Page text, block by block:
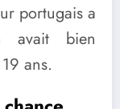
portugais a
avait bien
ans.